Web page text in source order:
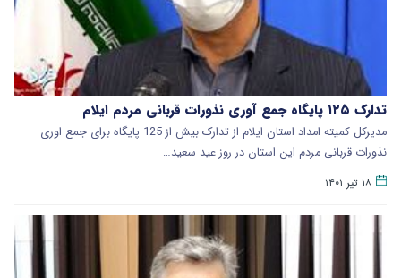
تدارک ۱۲۵ پایگاه جمع آوری نذورات قربانی مردم ایلام
مدیرکل کمیته امداد استان ایلام از تدارک بیش از 125 پایگاه برای جمع اوری
نذورات قربانی مردم این استان در روز عید سعید…
۱۸ تیر ۱۴۰۱